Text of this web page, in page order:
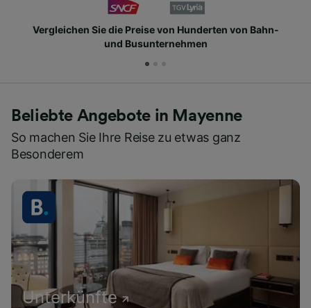
Vergleichen Sie die Preise von Hunderten von Bahn-
und Busunternehmen
Beliebte Angebote in Mayenne
So machen Sie Ihre Reise zu etwas ganz
Besonderem
Unterkünfte